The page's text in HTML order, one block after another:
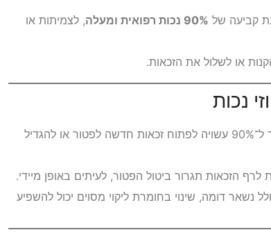
קביעה של 90% נכות רפואית ומעלה
, לצמיתות או
או לשלול את הזכאות.
– עלייה באחוזי הנכות מעבר ל־90% עשויה לפתוח זכאות חדשה לפטור או להגדיל
הזכאות תגרור ביטול הפטור, לעיתים באופן מיידי.
נשאר דומה, שינוי בחומרת ליקוי מסוים יכול להשפיע